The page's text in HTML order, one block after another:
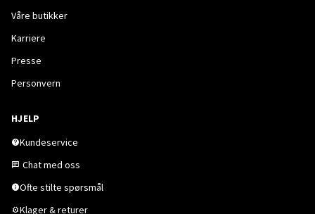
Våre butikker
Karriere
Presse
Personvern
HJELP
Kundeservice
Chat med oss
Ofte stilte spørsmål
Klager & returer